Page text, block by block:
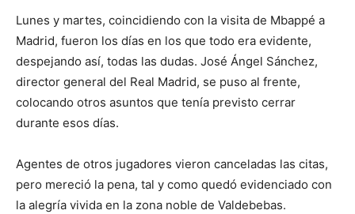
Lunes y martes, coincidiendo con la visita de Mbappé a
Madrid, fueron los días en los que todo era evidente,
despejando así, todas las dudas. José Ángel Sánchez,
director general del Real Madrid, se puso al frente,
colocando otros asuntos que tenía previsto cerrar
durante esos días.
Agentes de otros jugadores vieron canceladas las citas,
pero mereció la pena, tal y como quedó evidenciado con
la alegría vivida en la zona noble de Valdebebas.